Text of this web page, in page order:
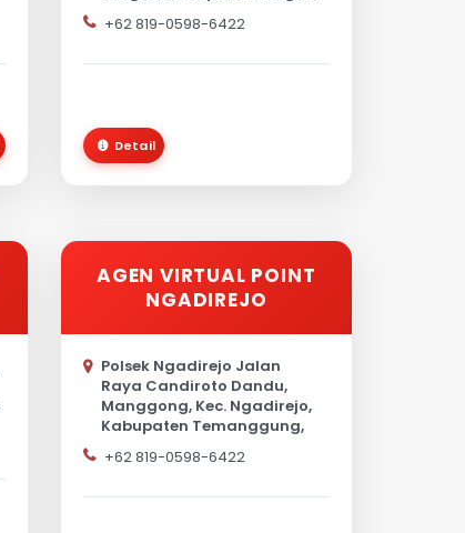
+62 819-0598-6422
Detail
AGEN VIRTUAL POINT
NGADIREJO
Polsek Ngadirejo Jalan
Raya Candiroto Dandu,
Manggong, Kec. Ngadirejo,
Kabupaten Temanggung,
+62 819-0598-6422